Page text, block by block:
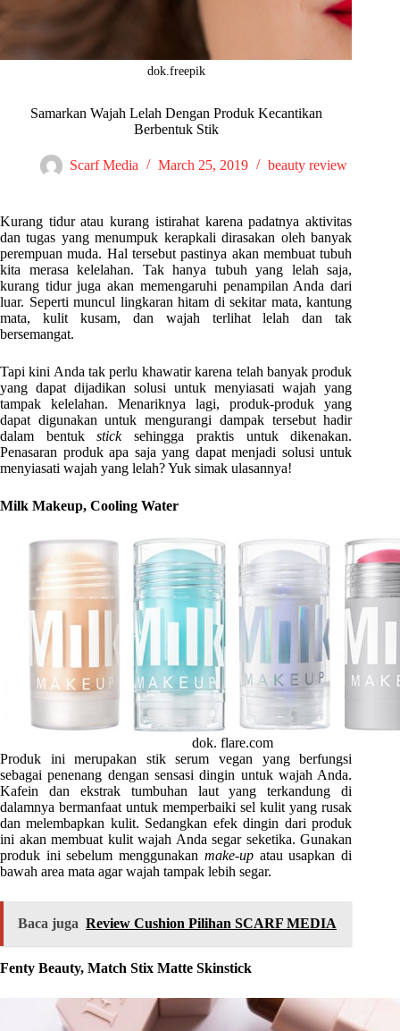
dok.freepik
Samarkan Wajah Lelah Dengan Produk Kecantikan
Berbentuk Stik
Scarf Media March 25, 2019 beauty review
Kurang tidur atau kurang istirahat karena padatnya aktivitas
dan tugas yang menumpuk kerapkali dirasakan oleh banyak
perempuan muda. Hal tersebut pastinya akan membuat tubuh
kita merasa kelelahan. Tak hanya tubuh yang lelah saja,
kurang tidur juga akan memengaruhi penampilan Anda dari
luar. Seperti muncul lingkaran hitam di sekitar mata, kantung
mata, kulit kusam, dan wajah terlihat lelah dan tak
bersemangat.
Tapi kini Anda tak perlu khawatir karena telah banyak produk
yang dapat dijadikan solusi untuk menyiasati wajah yang
tampak kelelahan. Menariknya lagi, produk-produk yang
dapat digunakan untuk mengurangi dampak tersebut hadir
dalam bentuksticksehingga praktis untuk dikenakan.
Penasaran produk apa saja yang dapat menjadi solusi untuk
menyiasati wajah yang lelah? Yuk simak ulasannya!
Milk Makeup, Cooling Water
dok. flare.com
Produk ini merupakan stik serum vegan yang berfungsi
sebagai penenang dengan sensasi dingin untuk wajah Anda.
Kafein dan ekstrak tumbuhan laut yang terkandung di
dalamnya bermanfaat untuk memperbaiki sel kulit yang rusak
dan melembapkan kulit. Sedangkan efek dingin dari produk
ini akan membuat kulit wajah Anda segar seketika. Gunakan
produk ini sebelum menggunakan make-up atau usapkan di
bawah area mata agar wajah tampak lebih segar.
Baca juga Review Cushion Pilihan SCARF MEDIA
Fenty Beauty, Match Stix Matte Skinstick